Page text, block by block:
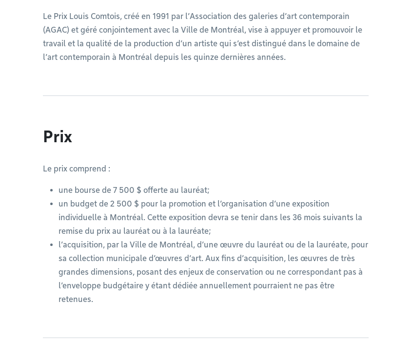
Le Prix Louis Comtois, créé en 1991 par l’Association des galeries d’art contemporain
(AGAC) et géré conjointement avec la Ville de Montréal, vise à appuyer et promouvoir le
travail et la qualité de la production d’un artiste qui s’est distingué dans le domaine de
l’art contemporain à Montréal depuis les quinze dernières années.
Prix
Le prix comprend :
une bourse de 7 500 $ offerte au lauréat;
un budget de 2 500 $ pour la promotion et l’organisation d’une exposition
individuelle à Montréal. Cette exposition devra se tenir dans les 36 mois suivants la
remise du prix au lauréat ou à la lauréate;
l’acquisition, par la Ville de Montréal, d’une œuvre du lauréat ou de la lauréate, pour
sa collection municipale d’œuvres d’art. Aux fins d’acquisition, les œuvres de très
grandes dimensions, posant des enjeux de conservation ou ne correspondant pas à
l’enveloppe budgétaire y étant dédiée annuellement pourraient ne pas être
retenues.